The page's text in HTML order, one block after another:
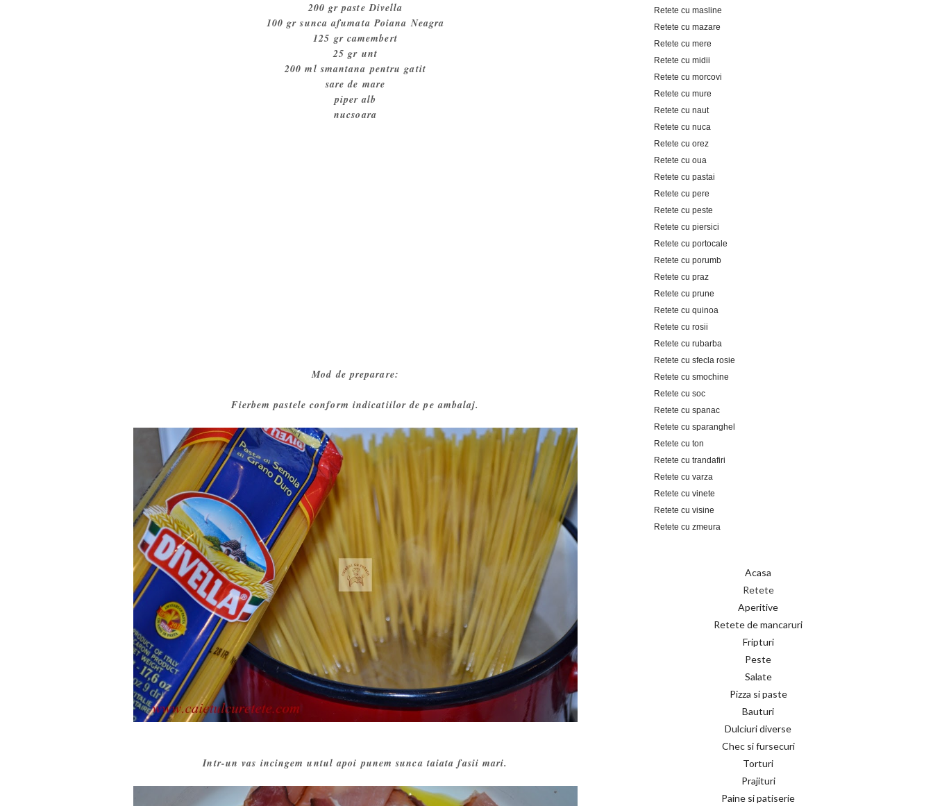
200 gr paste Divella
100 gr sunca afumata Poiana Neagra
125 gr camembert
25 gr unt
200 ml smantana pentru gatit
sare de mare
piper alb
nucsoara
Mod de preparare:
Fierbem pastele conform indicatiilor de pe ambalaj.
Intr-un vas incingem untul apoi punem sunca taiata fasii mari.
Retete cu masline
Retete cu mazare
Retete cu mere
Retete cu midii
Retete cu morcovi
Retete cu mure
Retete cu naut
Retete cu nuca
Retete cu orez
Retete cu oua
Retete cu pastai
Retete cu pere
Retete cu peste
Retete cu piersici
Retete cu portocale
Retete cu porumb
Retete cu praz
Retete cu prune
Retete cu quinoa
Retete cu rosii
Retete cu rubarba
Retete cu sfecla rosie
Retete cu smochine
Retete cu soc
Retete cu spanac
Retete cu sparanghel
Retete cu ton
Retete cu trandafiri
Retete cu varza
Retete cu vinete
Retete cu visine
Retete cu zmeura
Acasa
Retete
Aperitive
Retete de mancaruri
Fripturi
Peste
Salate
Pizza si paste
Bauturi
Dulciuri diverse
Chec si fursecuri
Torturi
Prajituri
Paine si patiserie